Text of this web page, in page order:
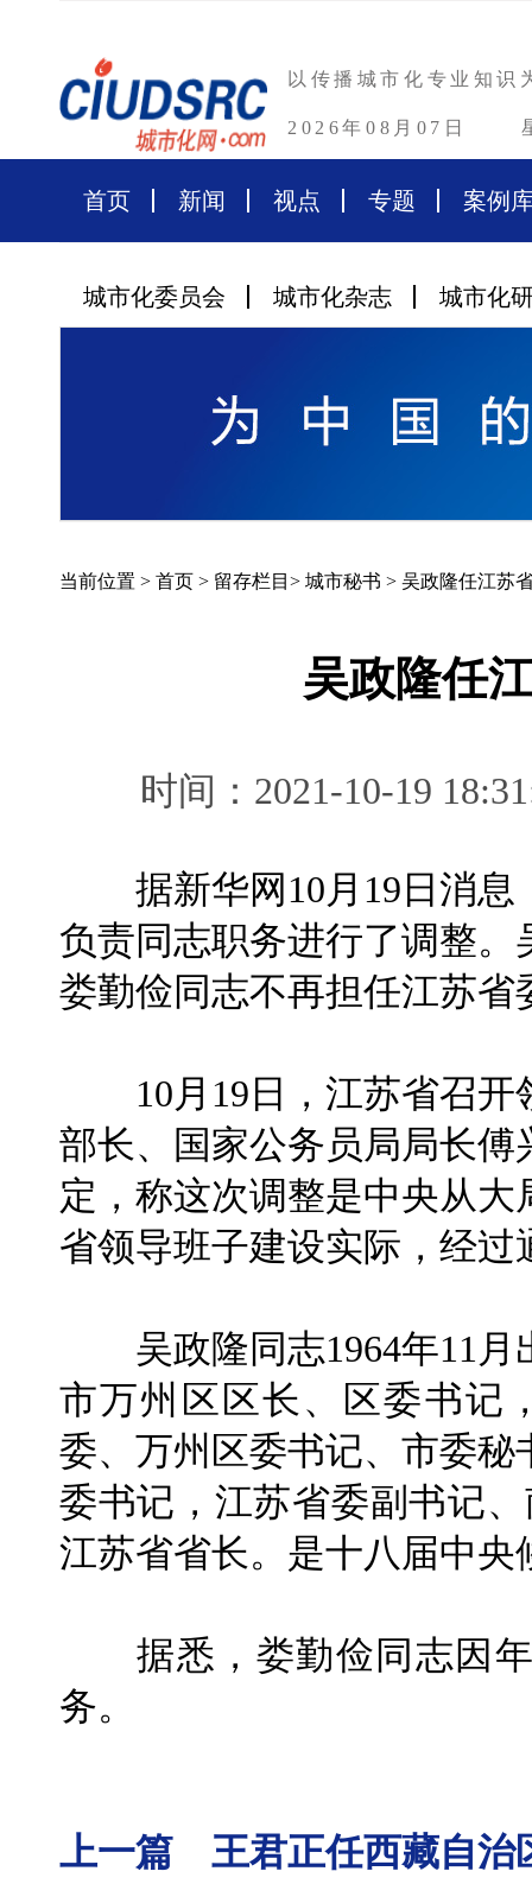
以传播城市化专业知识
2026年08月07日
首页 新闻 视点 专题 案例
城市化委员会 城市化杂志 城市化
当前位置 > 首页 > 留存栏目 > 城市秘书 > 吴政隆任江苏
吴政隆任
时间：2021-10-19
据新华网10月19日消息
负责同志职务进行了调整
娄勤俭同志不再担任江苏
10月19日，江苏省召开
部长、国家公务员局局长
定，称这次调整是中央从
省领导班子建设实际，经
吴政隆同志1964年11月
市万州区区长、区委书记
委、万州区委书记、市委
委书记，江苏省委副书记
江苏省省长。是十八届中
据悉，娄勤俭同志因年
务。
上一篇 王君正任西藏自治